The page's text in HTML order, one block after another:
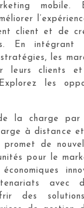
client et de
En
les
leurs clients
les
la charge par
à distance
promet de
pour le
avec
des